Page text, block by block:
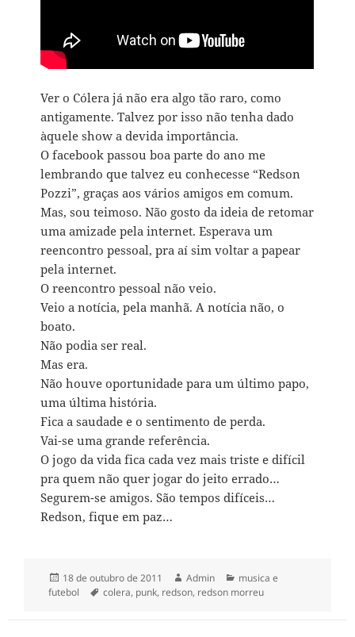
Ver o Cólera já não era algo tão raro, como
antigamente. Talvez por isso não tenha dado
àquele show a devida importância.
O facebook passou boa parte do ano me
lembrando que talvez eu conhecesse “Redson
Pozzi”, graças aos vários amigos em comum.
Mas, sou teimoso. Não gosto da ideia de retomar
uma amizade pela internet. Esperava um
reencontro pessoal, pra aí sim voltar a papear
pela internet.
O reencontro pessoal não veio.
Veio a notícia, pela manhã. A notícia não, o
boato.
Não podia ser real.
Mas era.
Não houve oportunidade para um último papo,
uma última história.
Fica a saudade e o sentimento de perda.
Vai-se uma grande referência.
O jogo da vida fica cada vez mais triste e difícil
pra quem não quer jogar do jeito errado…
Segurem-se amigos. São tempos difíceis…
Redson, fique em paz…
Publicado
em
18 de outubro de 2011 Autor
Admin Categorias
musica e
futebol
Tags
colera, punk, redson, redson morreu